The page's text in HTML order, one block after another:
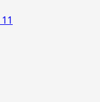
11